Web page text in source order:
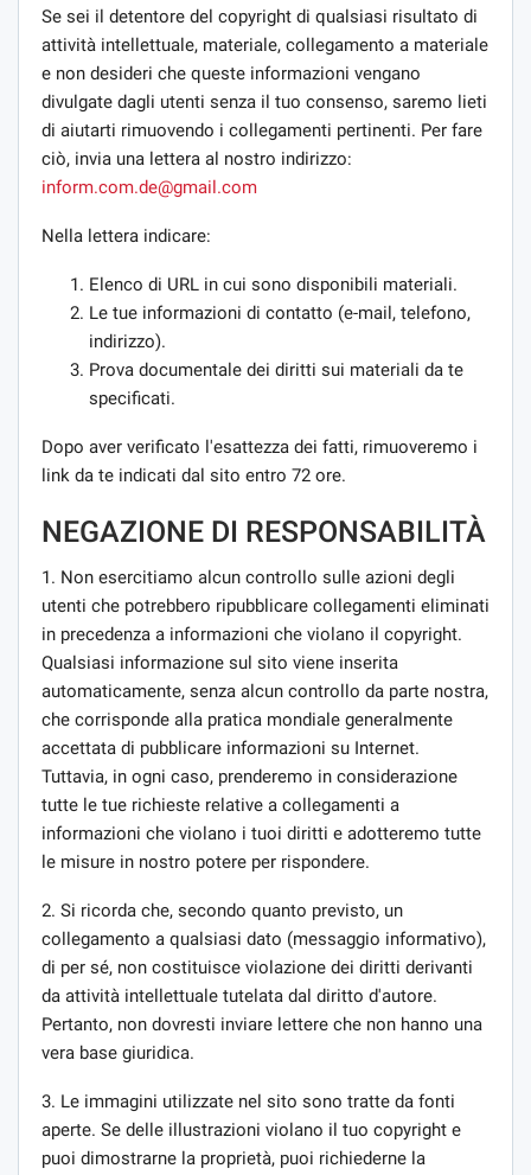
Se sei il detentore del copyright di qualsiasi risultato di
attività intellettuale, materiale, collegamento a materiale
e non desideri che queste informazioni vengano
divulgate dagli utenti senza il tuo consenso, saremo lieti
di aiutarti rimuovendo i collegamenti pertinenti. Per fare
ciò, invia una lettera al nostro indirizzo:
inform.com.de@gmail.com
Nella lettera indicare:
Elenco di URL in cui sono disponibili materiali.
Le tue informazioni di contatto (e-mail, telefono,
indirizzo).
Prova documentale dei diritti sui materiali da te
specificati.
Dopo aver verificato l'esattezza dei fatti, rimuoveremo i
link da te indicati dal sito entro 72 ore.
NEGAZIONE DI RESPONSABILITÀ
1. Non esercitiamo alcun controllo sulle azioni degli
utenti che potrebbero ripubblicare collegamenti eliminati
in precedenza a informazioni che violano il copyright.
Qualsiasi informazione sul sito viene inserita
automaticamente, senza alcun controllo da parte nostra,
che corrisponde alla pratica mondiale generalmente
accettata di pubblicare informazioni su Internet.
Tuttavia, in ogni caso, prenderemo in considerazione
tutte le tue richieste relative a collegamenti a
informazioni che violano i tuoi diritti e adotteremo tutte
le misure in nostro potere per rispondere.
2. Si ricorda che, secondo quanto previsto, un
collegamento a qualsiasi dato (messaggio informativo),
di per sé, non costituisce violazione dei diritti derivanti
da attività intellettuale tutelata dal diritto d'autore.
Pertanto, non dovresti inviare lettere che non hanno una
vera base giuridica.
3. Le immagini utilizzate nel sito sono tratte da fonti
aperte. Se delle illustrazioni violano il tuo copyright e
puoi dimostrarne la proprietà, puoi richiederne la